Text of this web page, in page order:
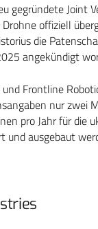
gegründete Joint
offiziell
die
angekündigt
und Frontline
nur zwei
pro Jahr für die
ausgebaut